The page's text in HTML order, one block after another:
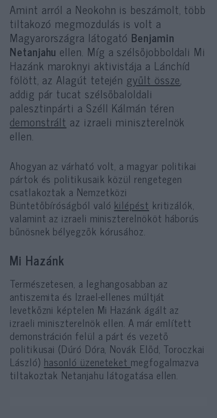
Amint arról a Neokohn is beszámolt, több
tiltakozó megmozdulás is volt a
Magyarországra látogató Benjamin
Netanjahu ellen. Míg a szélsőjobboldali Mi
Hazánk maroknyi aktivistája a Lánchíd
fölött, az Alagút tetején gyűlt össze,
addig pár tucat szélsőbaloldali
palesztinpárti a Széll Kálmán téren
demonstrált az izraeli miniszterelnök
ellen.
Ahogyan az várható volt, a magyar politikai
pártok és politikusaik közül rengetegen
csatlakoztak a Nemzetközi
Büntetőbíróságból való kilépést kritizálók,
valamint az izraeli miniszterelnököt háborús
bűnösnek bélyegzők kórusához.
Mi Hazánk
Természetesen, a leghangosabban az
antiszemita és Izrael-ellenes múltját
levetkőzni képtelen Mi Hazánk ágált az
izraeli miniszterelnök ellen. A már említett
demonstráción felül a párt és vezető
politikusai (Dúró Dóra, Novák Előd, Toroczkai
László) hasonló üzeneteket megfogalmazva
tiltakoztak Netanjahu látogatása ellen.